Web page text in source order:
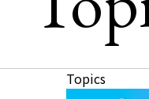
Topics